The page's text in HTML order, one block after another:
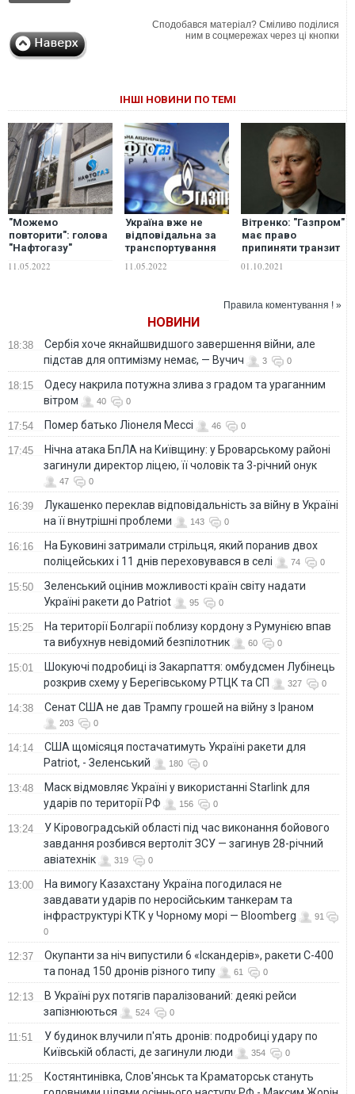
Сподобався матеріал? Сміливо поділися
ним в соцмережах через ці кнопки
ІНШІ НОВИНИ ПО ТЕМІ
"Можемо
повторити": голова
"Нафтогазу"
"Газпрому" новим
11.05.2022
Україна вже не
відповідальна за
транспортування
окуповані території
11.05.2022
Вітренко: "Газпром"
має право
припиняти транзит
але має платити
01.10.2021
Правила коментування ! »
НОВИНИ
18:38
Сербія хоче якнайшвидшого завершення війни, але
підстав для оптимізму немає, — Вучич
3 0
18:15
Одесу накрила потужна злива з градом та ураганним
вітром
40 0
17:54 Помер батько Ліонеля Мессі 46 0
17:45
Нічна атака БпЛА на Київщину: у Броварському районі
загинули директор ліцею, її чоловік та 3-річний онук
47 0
16:39
Лукашенко переклав відповідальність за війну в Україні
на її внутрішні проблеми
143 0
16:16
На Буковині затримали стрільця, який поранив двох
поліцейських і 11 днів переховувався в селі
74 0
15:50
Зеленський оцінив можливості країн світу надати
Україні ракети до Patriot
95 0
15:25
На території Болгарії поблизу кордону з Румунією впав
та вибухнув невідомий безпілотник
60 0
15:01
Шокуючі подробиці із Закарпаття: омбудсмен Лубінець
розкрив схему у Берегівському РТЦК та СП
327 0
14:38 Сенат США не дав Трампу грошей на війну з Іраном
203 0
14:14
США щомісяця постачатимуть Україні ракети для
Patriot, - Зеленський
180 0
13:48
Маск відмовляє Україні у використанні Starlink для
ударів по території РФ
156 0
13:24
У Кіровоградській області під час виконання бойового
завдання розбився вертоліт ЗСУ — загинув 28-річний
авіатехнік
319 0
13:00
На вимогу Казахстану Україна погодилася не
завдавати ударів по неросійським танкерам та
інфраструктурі КТК у Чорному морі — Bloomberg
91
0
12:37
Окупанти за ніч випустили 6 «Іскандерів», ракети С-400
та понад 150 дронів різного типу
61 0
12:13
В Україні рух потягів паралізований: деякі рейси
запізнюються
524 0
11:51
У будинок влучили п'ять дронів: подробиці удару по
Київській області, де загинули люди
354 0
11:25
Костянтинівка, Слов'янськ та Краматорськ стануть